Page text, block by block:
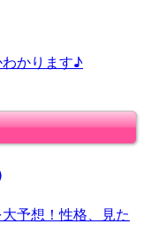
かります♪
予想！性格、見た